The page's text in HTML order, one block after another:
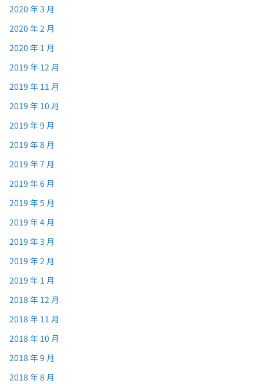
2020 年 3 月
2020 年 2 月
2020 年 1 月
2019 年 12 月
2019 年 11 月
2019 年 10 月
2019 年 9 月
2019 年 8 月
2019 年 7 月
2019 年 6 月
2019 年 5 月
2019 年 4 月
2019 年 3 月
2019 年 2 月
2019 年 1 月
2018 年 12 月
2018 年 11 月
2018 年 10 月
2018 年 9 月
2018 年 8 月